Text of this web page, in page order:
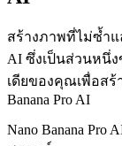
สร้างภาพที่ไม่ซ้ำแ
AI ซึ่งเป็นส่วนหนึ่ง
เดียของคุณเพื่อสร้
Banana Pro AI
Nano Banana Pro